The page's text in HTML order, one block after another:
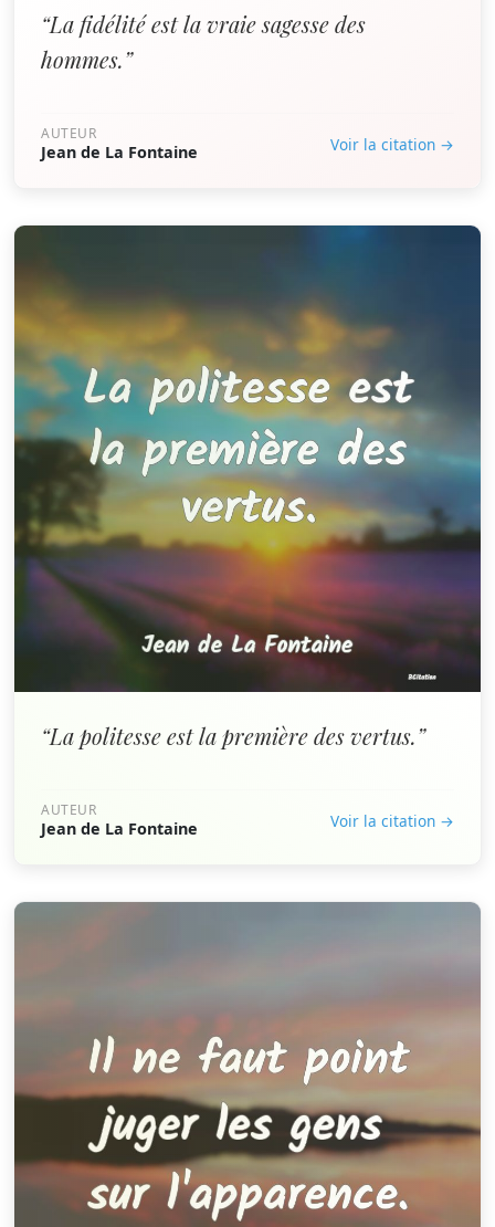
“La fidélité est la vraie sagesse des
hommes.”
AUTEUR
Jean de La Fontaine Voir la citation →
“La politesse est la première des vertus.”
AUTEUR
Jean de La Fontaine Voir la citation →